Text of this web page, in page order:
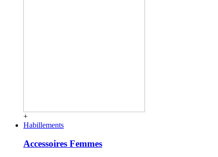
+
Habillements
Accessoires Femmes